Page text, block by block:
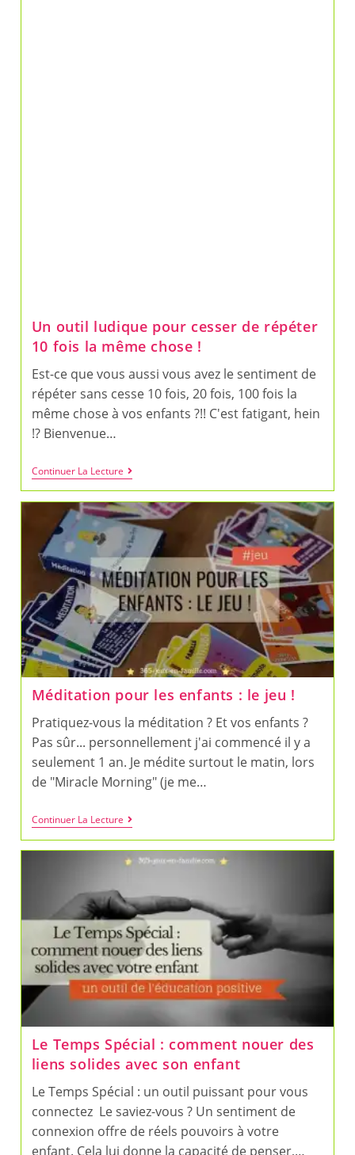
Un outil ludique pour cesser de répéter
10 fois la même chose !
Est-ce que vous aussi vous avez le sentiment de
répéter sans cesse 10 fois, 20 fois, 100 fois la
même chose à vos enfants ?!! C'est fatigant, hein
!? Bienvenue…
Continuer La LectureUn
Outil
Ludique
Pour
Cesser
De
Répéter
10
Fois
La
Même
Chose
!
Méditation pour les enfants : le jeu !
Pratiquez-vous la méditation ? Et vos enfants ?
Pas sûr... personnellement j'ai commencé il y a
seulement 1 an. Je médite surtout le matin, lors
de "Miracle Morning" (je me…
Continuer La LectureMéditation
Pour
Les
Enfants
:
Jeu
!
Le Temps Spécial : comment nouer des
liens solides avec son enfant
Le Temps Spécial : un outil puissant pour vous
connectez Le saviez-vous ? Un sentiment de
connexion offre de réels pouvoirs à votre
enfant. Cela lui donne la capacité de penser,…